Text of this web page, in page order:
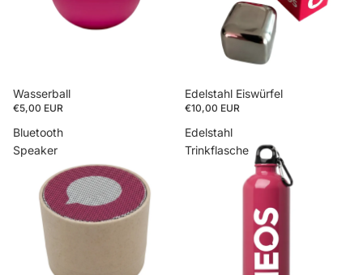
Wasserball
€5,00 EUR
Edelstahl Eiswürfel
€10,00 EUR
Bluetooth
Speaker
Edelstahl
Trinkflasche